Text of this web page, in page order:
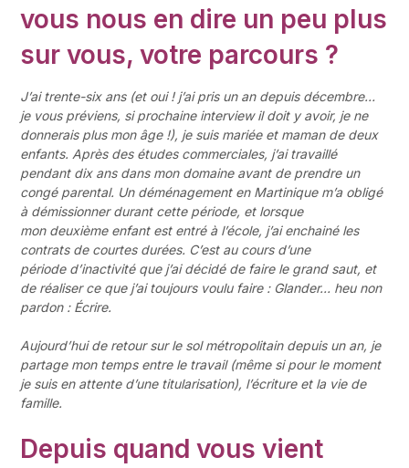
vous nous en dire un peu plus
sur vous, votre parcours ?
J’ai trente-six ans (et oui ! j’ai pris un an depuis décembre…
je vous préviens, si prochaine interview il doit y avoir, je ne
donnerais plus mon âge !), je suis mariée et maman de deux
enfants. Après des études commerciales, j’ai travaillé
pendant dix ans dans mon domaine avant de prendre un
congé parental. Un déménagement en Martinique m’a obligé
à démissionner durant cette période, et lorsque
mon deuxième enfant est entré à l’école, j’ai enchainé les
contrats de courtes durées. C’est au cours d’une
période d’inactivité que j’ai décidé de faire le grand saut, et
de réaliser ce que j’ai toujours voulu faire : Glander… heu non
pardon : Écrire.
Aujourd’hui de retour sur le sol métropolitain depuis un an, je
partage mon temps entre le travail (même si pour le moment
je suis en attente d’une titularisation), l’écriture et la vie de
famille.
Depuis quand vous vient